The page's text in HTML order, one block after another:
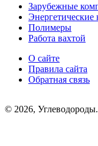
Зарубежные
Энергетические
Полимеры
Работа вахтой
О сайте
Правила сайта
Обратная связь
© 2026,